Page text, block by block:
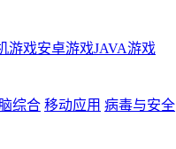
游戏安卓游戏JAVA游戏
综合 移动应用 病毒与安全